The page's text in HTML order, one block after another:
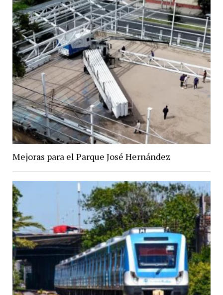
Mejoras para el Parque José Hernández